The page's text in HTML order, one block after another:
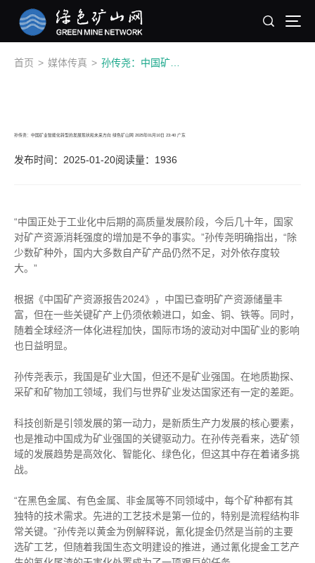
首页 > 媒体传真 >
孙传尧：中国矿业智能化转型的发展现状和未来方向 绿色矿山网 2025年01月10日 23:40 广东
发布时间：2025-01-20阅读量：1936
“中国正处于工业化中后期的高质量发展阶段，今后几十年，国家
对矿产资源消耗强度的增加是不争的事实。”孙传尧明确指出，“除
少数矿种外，国内大多数自产矿产品仍然不足，对外依存度较
大。”
根据《中国矿产资源报告2024》，中国已查明矿产资源储量丰
富，但在一些关键矿产上仍须依赖进口，如金、铜、铁等。同时，
随着全球经济一体化进程加快，国际市场的波动对中国矿业的影响
也日益明显。
孙传尧表示，我国是矿业大国，但还不是矿业强国。在地质勘探、
采矿和矿物加工领域，我们与世界矿业发达国家还有一定的差距。
科技创新是引领发展的第一动力，是新质生产力发展的核心要素，
也是推动中国成为矿业强国的关键驱动力。在孙传尧看来，选矿领
域的发展趋势是高效化、智能化、绿色化，但这其中存在着诸多挑
战。
“在黑色金属、有色金属、非金属等不同领域中，每个矿种都有其
独特的技术需求。先进的工艺技术是第一位的，特别是流程结构非
常关键。”孙传尧以黄金为例解释说，氰化提金仍然是当前的主要
选矿工艺，但随着我国生态文明建设的推进，通过氰化提金工艺产